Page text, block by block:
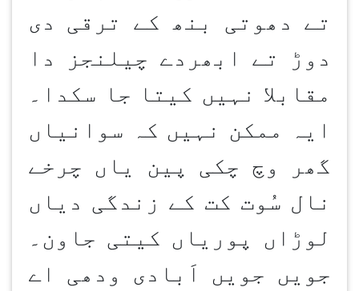
تے دھوتی بنھ کے ترقی دی
دوڑ تے ابھردے چیلنجز دا
مقابلا نہیں کیتا جا سکدا۔
ایہ ممکن نہیں کہ سوانیاں
گھر وچ چکی پین یاں چرخے
نال سُوت کت کے زندگی دیاں
لوڑاں پوریاں کیتی جاون۔
جویں جویں اَبادی ودھی اے